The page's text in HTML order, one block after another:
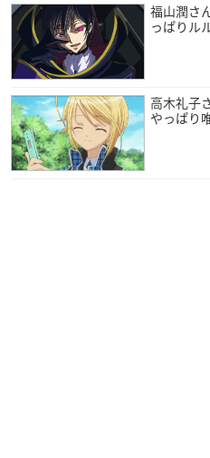
皆川純子さんは茨城県出身で、
属しています。
幼少の頃からお芝居が好きで
福山潤さ
っぱりル
高木礼子
やっぱり